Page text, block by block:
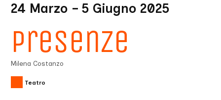
24 Marzo – 5 Giugno 2025
Presenze
Milena Costanzo
Teatro